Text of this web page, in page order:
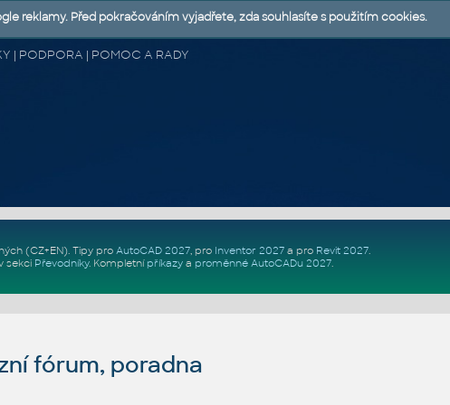
| PODPORA | POMOC A RADY
(CZ+EN). Tipy pro AutoCAD 2027, pro Inventor 2027a pro Revit 2027.
sekci Převodníky. Kompletní příkazya proměnné AutoCADu 2027.
fórum, poradna
reklamy. Před pokračováním vyjadřete, zda souhlasíte s použitím cookies.